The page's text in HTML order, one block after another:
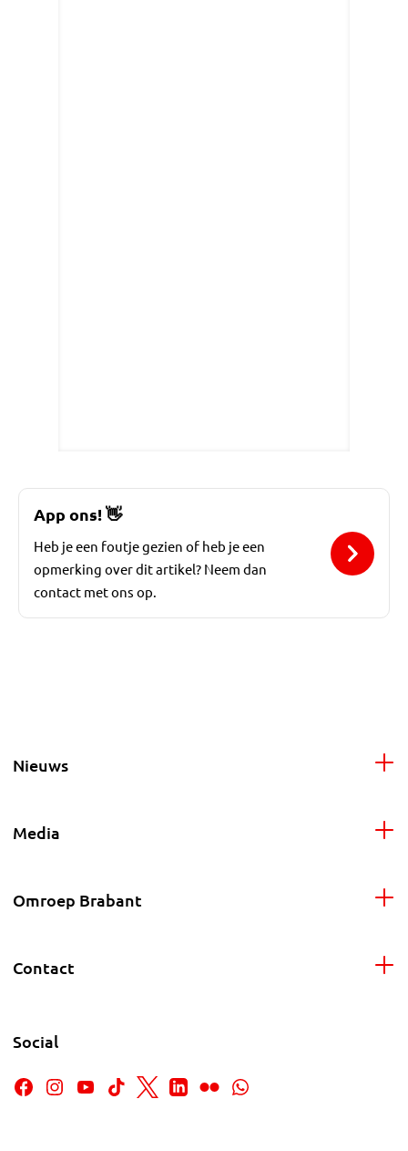
App ons!👋
Heb je een foutje gezien of heb je een
opmerking over dit artikel? Neem dan
contact met ons op.
Nieuws
Media
Omroep Brabant
Contact
Social